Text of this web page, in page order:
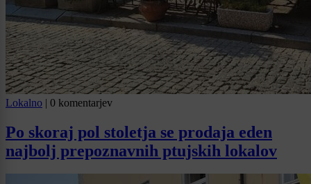
Lokalno | 0 komentarjev
Po skoraj pol stoletja se prodaja eden
najbolj prepoznavnih ptujskih lokalov